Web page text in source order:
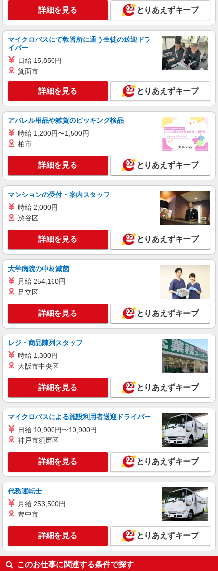
キープ 詳細を見る
アルバイト パート
株式会社バイトレ（ADM810912GT04）
未経験9割！説明通りにやるだけのシンプル軽
る）
茨城県古河市
キープ 詳細を見る
派遣社員
ランスタッド株式会社 古河支店（古河事業所）/FKGA105988
仕分け・ピッキング・梱包
時給1300円 ※月収例8.4万円（残業等含む収入
例） 月収例:84500円＝1300円×5時間×13日勤務の
場合＋交通費別途支給 ※交通費実費支給／当社規
定あり。
茨城県古河市 ≪無料駐車場完備≫マイカー通
詳細を見る
ランスタッド株式会社 古河支店（古河事業所）/FKGA105957
仕分け・ピッキング・梱包
時給1320円 月収例：95040円＝1320円×6時間
×12日勤務の場合＋交通費別途支給 ※交通費実費
茨城県古河市 マイカー通勤OK/駐車場完備
キープ 詳細を見る
派遣社員
ランスタッド株式会社 古河支店（古河事業所）/FKGA105974
時給1290円 ※月収例24.8万円（残業等含む収
入例） 月収例:248970円＝1290円×8時間×21日勤
務の場合＋残業代（月20時間の場合）、交通費別
途支給 ※交通費実費支給／当社規定あり。
茨城県古河市 ≪無料駐車場完備≫マイカー通
勤OK
キープ 詳細を見る
ランスタッド株式会社 古河支店（古河事業所）/FKGA105972
仕分け・ピッキング・梱包
時給1200円 月収例:90000円＝1250円×4時間30
分×16日勤務の場合＋交通費別途支給 ※交通費実
費支給／当社規定あり。
茨城県古河市 ≪無料駐車場完備≫マイカー通
キープ 詳細を見る
派遣社員
ランスタッド株式会社 古河支店（古河事業所）/FKGA105931
詳細を見る とりあえずキープ
マイクロバスにて教習所に通う生徒の送迎ドラ
イバー
日給 15,850円
箕面市
詳細を見る とりあえずキープ
アパレル用品や雑貨のピッキング検品
時給 1,200円〜1,500円
柏市
詳細を見る とりあえずキープ
マンションの受付・案内スタッフ
時給 2,000円
渋谷区
詳細を見る とりあえずキープ
大学病院の中材滅菌
月給 254,160円
足立区
詳細を見る とりあえずキープ
レジ・商品陳列スタッフ
時給 1,300円
大阪市中央区
詳細を見る とりあえずキープ
マイクロバスによる施設利用者送迎ドライバー
日給 10,900円〜10,900円
神戸市須磨区
詳細を見る とりあえずキープ
代務運転士
月給 253,500円
豊中市
詳細を見る とりあえずキープ
このお仕事に関連する条件で探す